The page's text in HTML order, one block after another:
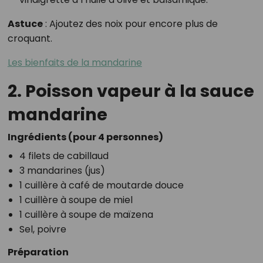
Astuce: Ajoutez des noix pour encore plus de
croquant.
Les bienfaits de la mandarine
2. Poisson vapeur à la sauce
mandarine
Ingrédients (pour 4 personnes)
4 filets de cabillaud
3 mandarines (jus)
1 cuillère à café de moutarde douce
1 cuillère à soupe de miel
1 cuillère à soupe de maïzena
Sel, poivre
Préparation